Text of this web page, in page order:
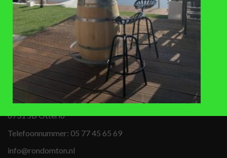
Regenton voet, hardhout, 43 tot
50,5 cm, zwart, 150 liter
84,50
Regentonvulautomaat van zink
(diameter 80mm)
€68,-
BEZOEKADRES
Apeldoornseweg 69
6731 SB Otterlo
Telefoonnummer: 05 77 45 65 69
info@rondomton.nl